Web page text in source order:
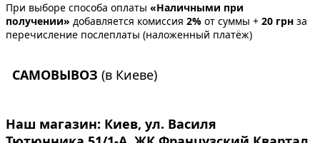
При выборе способа оплаты «Наличными при
получении» добавляется комиссия 2% от суммы + 20 грн за
перечисление послеплаты (наложенный платёж)
САМОВЫВОЗ (в Киеве)
Наш магазин: Киев, ул. Василя